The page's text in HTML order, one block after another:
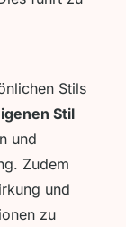
Stils
Stil
und
Zudem
und
zu